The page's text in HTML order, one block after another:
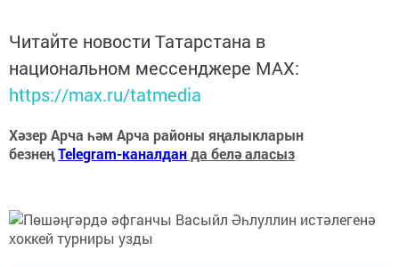
Читайте новости Татарстана в
национальном мессенджере MАХ:
https://max.ru/tatmedia
Хәзер Арча һәм Арча районы яңалыкларын
безнеңTelegram-каналданда белә аласыз